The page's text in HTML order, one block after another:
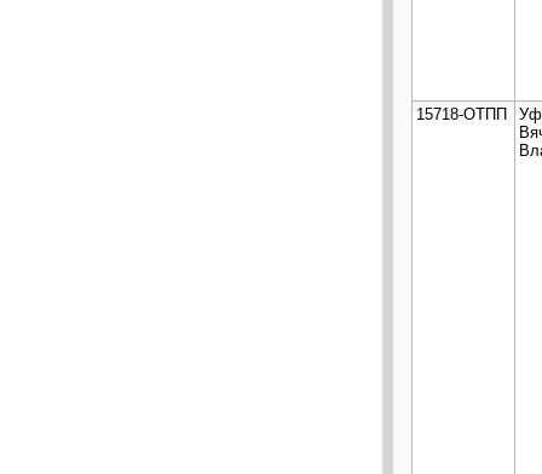
15718-ОТПП